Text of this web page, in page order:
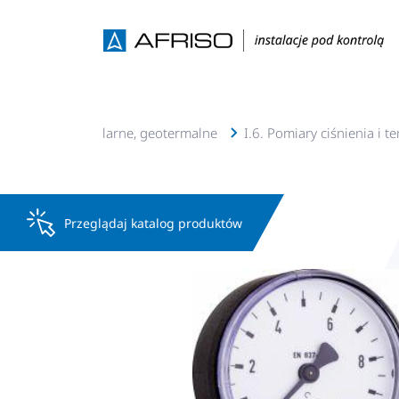
c.o., c.w.u, solarne, geotermalne I.6. Pomiary ciśnienia i
Przeglądaj katalog produktów